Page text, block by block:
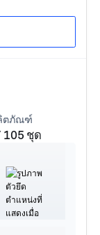
ตภัณฑ์
105 ชุด